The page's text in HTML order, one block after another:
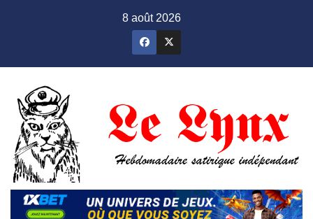
8 août 2026